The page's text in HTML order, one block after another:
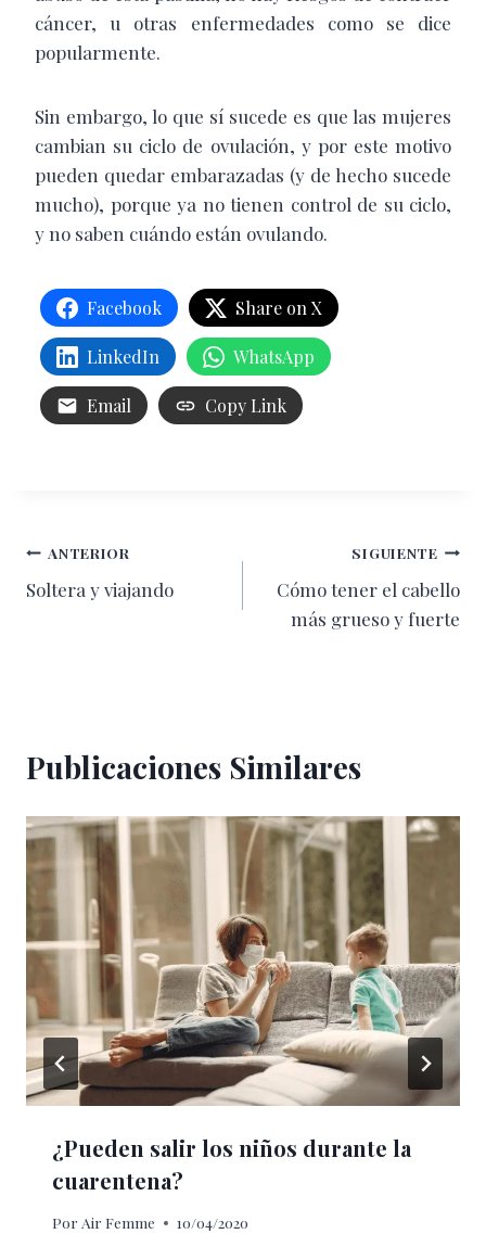
cáncer, u otras enfermedades como se dice
popularmente.
Sin embargo, lo que sí sucede es que las mujeres
cambian su ciclo de ovulación, y por este motivo
pueden quedar embarazadas (y de hecho sucede
mucho), porque ya no tienen control de su ciclo,
y no saben cuándo están ovulando.
Facebook Share on X
LinkedIn WhatsApp
Email Copy Link
Navegación
de
ANTERIOR
Soltera y viajando
SIGUIENTE
Cómo tener el cabello
más grueso y fuerte
Publicaciones Similares
¿Pueden salir los niños durante la
cuarentena?
Por Air Femme 10/04/2020